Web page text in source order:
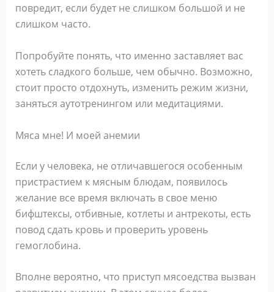
повредит, если будет не слишком большой и не
слишком часто.
Попробуйте понять, что именно заставляет вас
хотеть сладкого больше, чем обычно. Возможно,
стоит просто отдохнуть, изменить режим жизни,
заняться аутотренингом или медитациями.
Мяса мне! И моей анемии
Если у человека, не отличавшегося особенным
пристрастием к мясным блюдам, появилось
желание все время включать в свое меню
бифштексы, отбивные, котлеты и антрекоты, есть
повод сдать кровь и проверить уровень
гемоглобина.
Вполне вероятно, что приступ мясоедства вызван